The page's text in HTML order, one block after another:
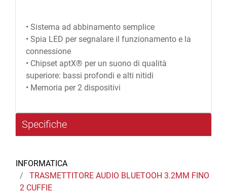
• Sistema ad abbinamento semplice
• Spia LED per segnalare il funzionamento e la
connessione
• Chipset aptX® per un suono di qualità
superiore: bassi profondi e alti nitidi
• Memoria per 2 dispositivi
Specifiche
INFORMATICA
TRASMETTITORE AUDIO BLUETOOH 3.2MM FINO
2 CUFFIE